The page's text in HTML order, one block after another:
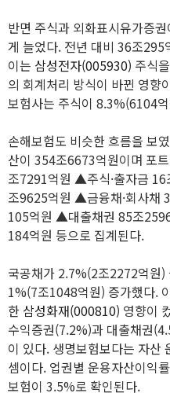
반면 주식과 외화표시유가증
게 늘었다. 전년 대비 36조
이는 삼성전자(005930) 주식
의 회계처리 방식이 바뀐 영향
보험사는 주식이 8.3%(6104
손해보험도 비슷한 흐름을 보
산이 354조6673억원이며 포
조7291억원 ▲주식·출자금
조9625억원 ▲금융채·회사채
105억원 ▲대출채권 85조
184억원 등으로 집계된다.
국공채가 2.7%(2조2272억원
1%(7조1048억원) 증가했다.
한 삼성화재(000810) 영향이
수익증권(7.2%)과 대출채권
이 있다. 생명보험보다는 자산
셈이다. 업권별 운용자산이익
보험이 3.5%로 확인된다.